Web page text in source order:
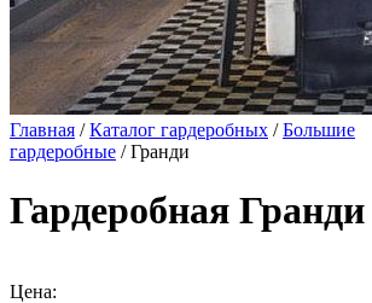
Главная /Каталог гардеробных /Большие
гардеробные / Гранди
Гардеробная Гранди
Цена: